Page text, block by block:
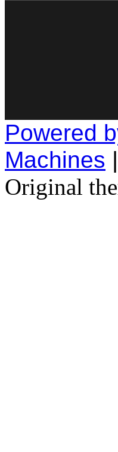
Powered
Machines |
Original